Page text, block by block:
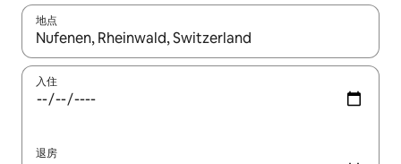
地点
如有搜索结果，请使用上下方向键查看，或通过点击或滑动手势
入住
退房